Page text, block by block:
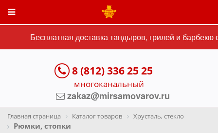
Бесплатная доставка тандыров, грилей и
8 (812) 336 25 25
многоканальный
zakaz@mirsamovarov.ru
Главная страница Каталог товаров Хрусталь, стекло
Рюмки, стопки